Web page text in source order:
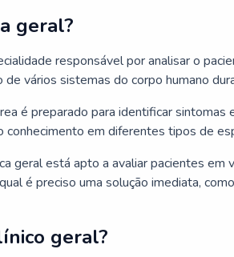
geral?
responsável por analisar o
de vários sistemas do corpo humano
é preparado para identificar sintomas
conhecimento em diferentes tipos de
geral está apto a avaliar pacientes em
é preciso uma solução imediata,
geral?